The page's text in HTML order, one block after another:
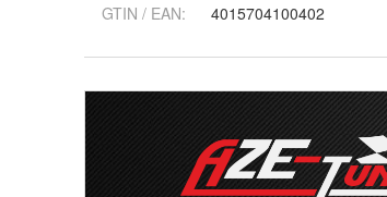
GTIN / EAN:
4015704100402